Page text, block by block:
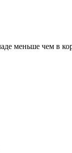
меньше чем в